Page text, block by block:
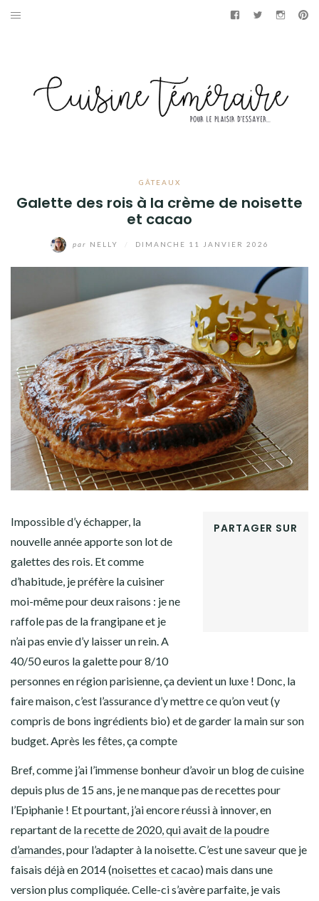
Aller
Facebook
Twitter
GÂTEAUX
Galette des rois à la crème de noisette
et cacao
par NELLY DIMANCHE 11 JANVIER 2026
PARTAGER SUR
Impossible d’y échapper, la
nouvelle année apporte son lot de
galettes des rois. Et comme
d’habitude, je préfère la cuisiner
moi-même pour deux raisons : je ne
raffole pas de la frangipane et je
n’ai pas envie d’y laisser un rein. A
40/50 euros la galette pour 8/10
personnes en région parisienne, ça devient un luxe ! Donc, la
faire maison, c’est l’assurance d’y mettre ce qu’on veut (y
compris de bons ingrédients bio) et de garder la main sur son
budget. Après les fêtes, ça compte
Bref, comme j’ai l’immense bonheur d’avoir un blog de cuisine
depuis plus de 15 ans, je ne manque pas de recettes pour
l’Epiphanie ! Et pourtant, j’ai encore réussi à innover, en
repartant de larecette de 2020, qui avait de la poudre
d’amandes , pour l’adapter à la noisette. C’est une saveur que je
faisais déjà en 2014 (noisettes et cacao) mais dans une
version plus compliquée. Celle-ci s’avère parfaite, je vais
PAINS & BRIOCHES
DÉTOURNEMENTS CULINAIRES